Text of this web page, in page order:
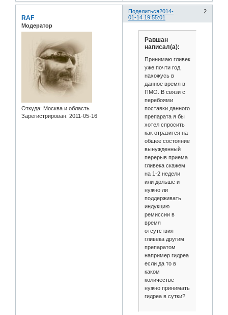
Поделиться 2
2014-
01-14 19:55:01
RAF
Модератор
Откуда: Москва и область
Зарегистрирован: 2011-05-16
Равшан
написал(а):
Принимаю гливек
уже почти год
нахожусь в
данное время в
ПМО. В связи с
перебоями
поставки данного
препарата я бы
хотел спросить
как отразится на
общее состояние
вынужденный
перерыв приема
гливека скажем
на 1-2 недели
или дольше и
нужно ли
поддерживать
индукцию
ремиссии в
время
отсутствия
гливека другим
препаратом
например гидреа
если да то в
каком
количестве
нужно принимать
гидреа в сутки?